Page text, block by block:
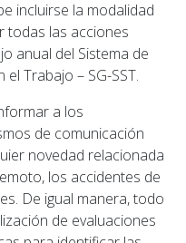
incluirse la modalidad
todas las acciones
anual del Sistema de
Trabajo – SG-SST.
a los
de comunicación
novedad relacionada
los accidentes de
De igual manera, todo
de evaluaciones